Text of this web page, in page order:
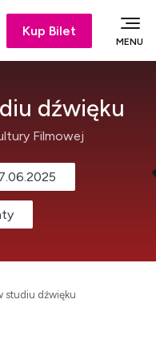
Kup Bilet
MENU
dźwięku
Filmowej
studiu dźwięku